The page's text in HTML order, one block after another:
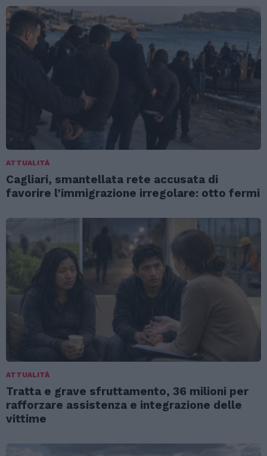
ATTUALITÀ
Cagliari, smantellata rete accusata di
favorire l’immigrazione irregolare: otto fermi
ATTUALITÀ
Tratta e grave sfruttamento, 36 milioni per
rafforzare assistenza e integrazione delle
vittime